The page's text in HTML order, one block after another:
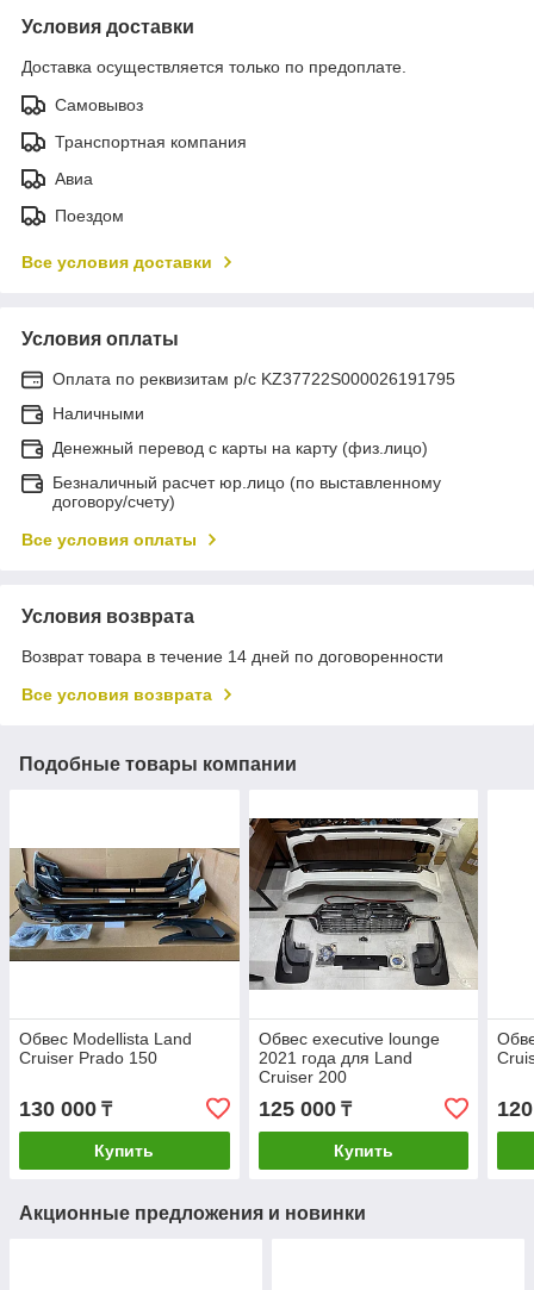
Условия доставки
Доставка осуществляется только по предоплате.
Самовывоз
Транспортная компания
Авиа
Поездом
Все условия доставки
Условия оплаты
Оплата по реквизитам р/с KZ37722S000026191795
Наличными
Денежный перевод с карты на карту (физ.лицо)
Безналичный расчет юр.лицо (по выставленному
договору/счету)
Все условия оплаты
Условия возврата
Возврат товара в течение 14 дней по договоренности
Все условия возврата
Подобные товары компании
Обвес Modellista Land
Cruiser Prado 150
130 000 ₸
Купить
Обвес executive lounge
2021 года для Land
Cruiser 200
125 000₸
Купить
Акционные предложения и новинки